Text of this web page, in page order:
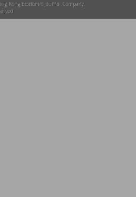
Kong Economic Journal Company